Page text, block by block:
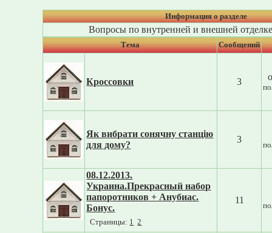
Информация о разделе
Вопросы по внутренней и внешней
Тема Cообщений
Кроссовки 3
Як вибрати сонячну станцію
для дому?
3
08.12.2013.
Украина.Прекрасный набор
папоротников + Анубиас.
Бонус.
Страницы: 1 2
11